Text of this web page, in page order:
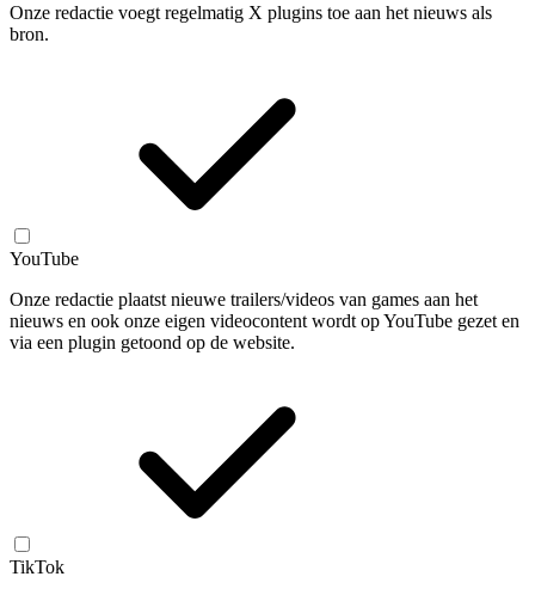
Onze redactie voegt regelmatig X plugins toe aan het nieuws als
bron.
YouTube
Onze redactie plaatst nieuwe trailers/videos van games aan het
nieuws en ook onze eigen videocontent wordt op YouTube gezet en
via een plugin getoond op de website.
TikTok